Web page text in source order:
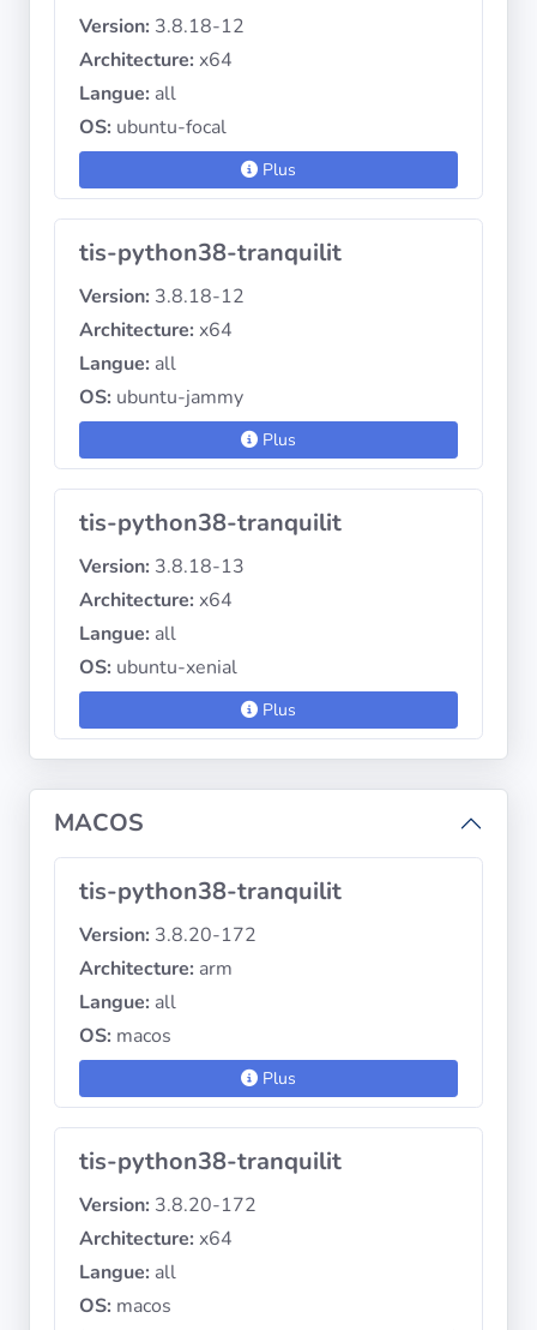
Version: 3.8.18-12
Architecture: x64
Langue: all
OS: ubuntu-focal
Plus
tis-python38-tranquilit
Version: 3.8.18-12
Architecture: x64
Langue: all
OS: ubuntu-jammy
Plus
tis-python38-tranquilit
Version: 3.8.18-13
Architecture: x64
Langue: all
OS: ubuntu-xenial
Plus
MACOS
tis-python38-tranquilit
Version: 3.8.20-172
Architecture: arm
Langue: all
OS: macos
Plus
tis-python38-tranquilit
Version: 3.8.20-172
Architecture: x64
Langue: all
OS: macos